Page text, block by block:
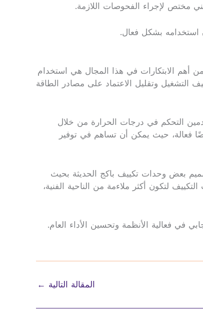
مختص لإجراء الفحوصات اللازمة.
استخدامه بشكل فعال.
من أهم الابتكارات في هذا المجال هي استخدام
التشغيل وتقليل الاعتماد على مصادر الطاقة
التحكم في درجات الحرارة من خلال
فعالة، حيث يمكن أن تساهم في توفير
بعض وحدات تكييف باكج الحديثة بحيث
لتكون أكثر ملاءمة من الناحية الفنية،
في فعالية الأنظمة وتحسين الأداء العام.
المقالة التالية ←